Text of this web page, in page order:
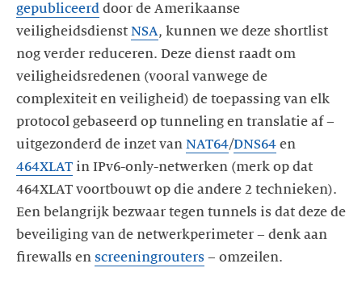
gepubliceerd door de Amerikaanse
veiligheidsdienst NSA, kunnen we deze shortlist
nog verder reduceren. Deze dienst raadt om
veiligheidsredenen (vooral vanwege de
complexiteit en veiligheid) de toepassing van elk
protocol gebaseerd op tunneling en translatie af –
uitgezonderd de inzet van NAT64/DNS64 en
464XLAT in IPv6-only-netwerken (merk op dat
464XLAT voortbouwt op die andere 2 technieken).
Een belangrijk bezwaar tegen tunnels is dat deze de
beveiliging van de netwerkperimeter – denk aan
firewalls en screeningrouters – omzeilen.